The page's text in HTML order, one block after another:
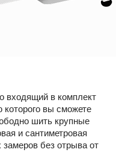
входящий в комплект
вы сможете
шить крупные
и сантиметровая
без отрыва от